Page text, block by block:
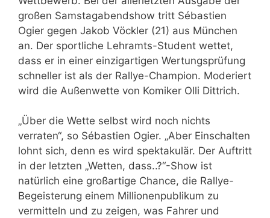
großen Samstagabendshow tritt Sébastien
Ogier gegen Jakob Vöckler (21) aus München
an. Der sportliche Lehramts-Student wettet,
dass er in einer einzigartigen Wertungsprüfung
schneller ist als der Rallye-Champion. Moderiert
wird die Außenwette von Komiker Olli Dittrich.
„Über die Wette selbst wird noch nichts
verraten“, so Sébastien Ogier. „Aber Einschalten
lohnt sich, denn es wird spektakulär. Der Auftritt
in der letzten „Wetten, dass..?“-Show ist
natürlich eine großartige Chance, die Rallye-
Begeisterung einem Millionenpublikum zu
vermitteln und zu zeigen, was Fahrer und